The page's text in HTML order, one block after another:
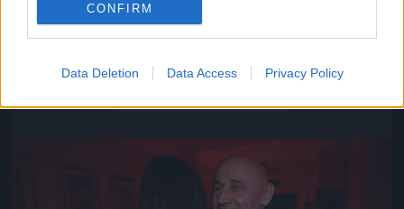
CONFIRM
Data Deletion Data Access Privacy Policy
Fotó: Szécsi István / Velvet
Jön még kép!